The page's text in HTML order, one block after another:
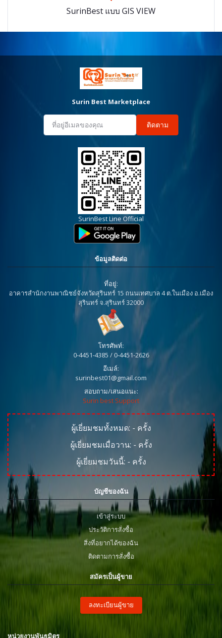
SurinBest แบบ GIS VIEW
Surin Best Marketplace
ติดตาม
SurinBest Line Official
ข้อมูลติดต่อ
ที่อยู่:
อาคารสำนักงานพาณิชย์จังหวัดสุรินทร์ 15 ถนนเทศบาล 4 ต.ในเมือง อ.เมือง
สุรินทร์ จ.สุรินทร์ 32000
โทรศัพท์:
0-4451-4385 / 0-4451-2626
อีเมล์:
surinbest01@gmail.com
สอบถาม/เสนอแนะ:
Surin best Support
ผู้เยี่ยมชมทั้งหมด: - ครั้ง
ผู้เยี่ยมชมเมื่อวาน: - ครั้ง
ผู้เยี่ยมชมวันนี้: - ครั้ง
บัญชีของฉัน
เข้าสู่ระบบ
ประวัติการสั่งซื้อ
สิ่งที่อยากได้ของฉัน
ติดตามการสั่งซื้อ
สมัครเป็นผู้ขาย
ลงทะเบียนผู้ขาย
หน่วยงานพันธมิตร